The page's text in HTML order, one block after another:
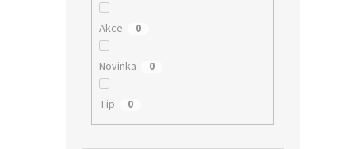
Akce 0
Novinka 0
Tip 0